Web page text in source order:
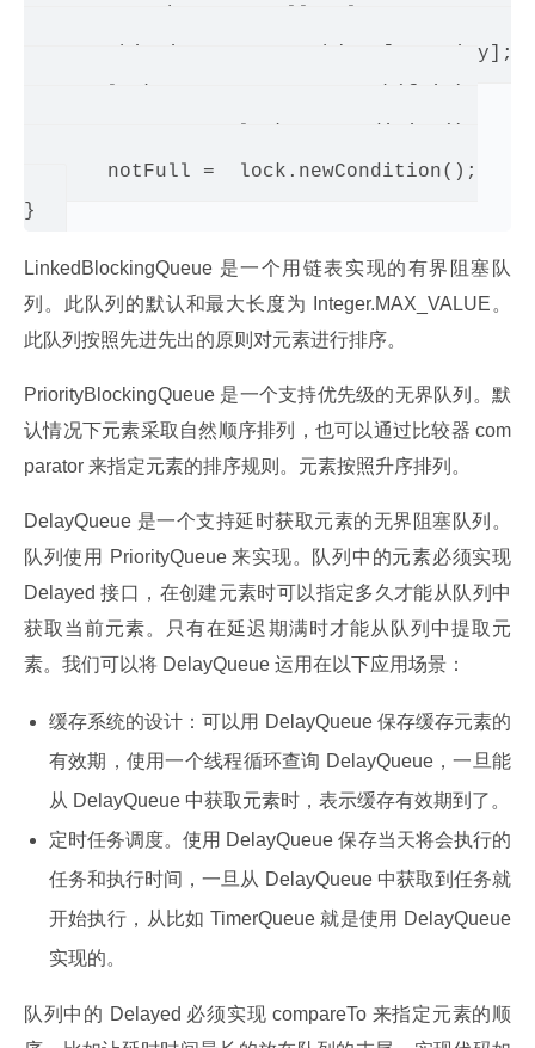
       this.items = new Object[capacity];
       notFull =  lock.newCondition();
LinkedBlockingQueue 是一个用链表实现的有界阻塞队
列。此队列的默认和最大长度为 Integer.MAX_VALUE。
此队列按照先进先出的原则对元素进行排序。
PriorityBlockingQueue 是一个支持优先级的无界队列。默
认情况下元素采取自然顺序排列，也可以通过比较器 com
parator 来指定元素的排序规则。元素按照升序排列。
DelayQueue 是一个支持延时获取元素的无界阻塞队列。
队列使用 PriorityQueue 来实现。队列中的元素必须实现
Delayed 接口，在创建元素时可以指定多久才能从队列中
获取当前元素。只有在延迟期满时才能从队列中提取元
素。我们可以将 DelayQueue 运用在以下应用场景：
缓存系统的设计：可以用 DelayQueue 保存缓存元素的
有效期，使用一个线程循环查询 DelayQueue，一旦能
从 DelayQueue 中获取元素时，表示缓存有效期到了。
定时任务调度。使用 DelayQueue 保存当天将会执行的
任务和执行时间，一旦从 DelayQueue 中获取到任务就
开始执行，从比如 TimerQueue 就是使用 DelayQueue
实现的。
队列中的 Delayed 必须实现 compareTo 来指定元素的顺